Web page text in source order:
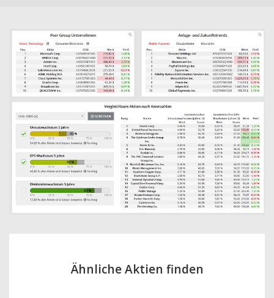
Ähnliche Aktien finden